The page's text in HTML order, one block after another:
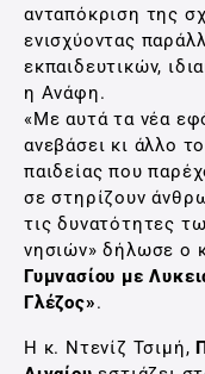
ανταπόκριση της
ενισχύοντας
εκπαιδευτικών,
η Ανάφη.
«Με αυτά τα νέα
ανεβάσει κι άλλο
παιδείας που
σε στηρίζουν
τις δυνατότητες
νησιών» δήλωσε ο
Γυμνασίου με
Γλέζος».
Η κ. Ντενίζ Τσιμή,